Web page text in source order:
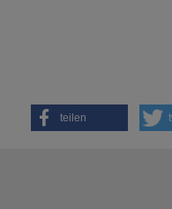
teilen